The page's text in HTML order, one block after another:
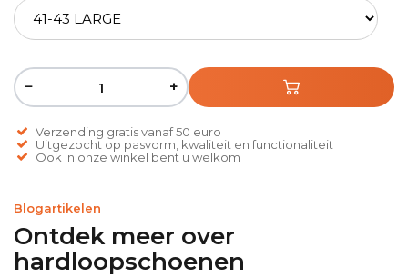
− +
Verzending gratis vanaf 50 euro
Uitgezocht op pasvorm, kwaliteit en functionaliteit
Ook in onze winkel bent u welkom
Blogartikelen
Ontdek meer over
hardloopschoenen